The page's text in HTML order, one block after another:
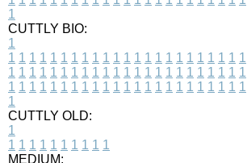
1
CUTTLY BIO:
1
1 1 1 1 1 1 1 1 1 1 1 1 1 1 1 1 1 1 1 1 1 1 1
1 1 1 1 1 1 1 1 1 1 1 1 1 1 1 1 1 1 1 1 1 1 1
1 1 1 1 1 1 1 1 1 1 1 1 1 1 1 1 1 1 1 1 1 1 1
1
CUTTLY OLD:
1
1 1 1 1 1 1 1 1 1 1
MEDIUM: